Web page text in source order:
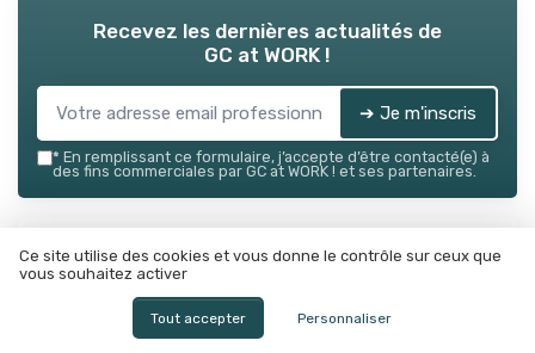
Recevez les dernières actualités de
GC at WORK !
➔ Je m'inscris
* En remplissant ce formulaire, j’accepte d’être contacté(e) à
des fins commerciales par GC at WORK ! et ses partenaires.
Ajoutez-nous à vos sources préférées sur Google
Parole d'experts
Ce site utilise des cookies et vous donne le contrôle sur ceux que
vous souhaitez activer
Tout accepter Personnaliser